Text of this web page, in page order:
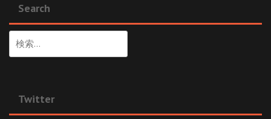
Search
索:
Twitter